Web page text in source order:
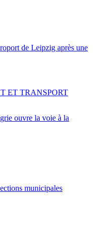
de Leipzig après une
ouvre la voie à la
ET TRANSPORT
municipales